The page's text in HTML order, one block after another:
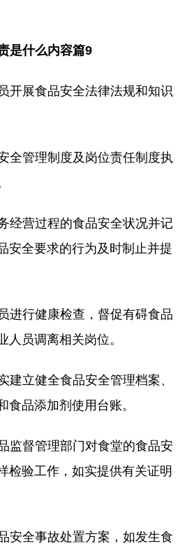
是什么内容篇9
开展食品安全法律法规和知识
全管理制度及岗位责任制度执
经营过程的食品安全状况并记
安全要求的行为及时制止并提
进行健康检查，督促有碍食品
人员调离相关岗位。
建立健全食品安全管理档案、
食品添加剂使用台账。
监督管理部门对食堂的食品安
检验工作，如实提供有关证明
安全事故处置方案，如发生食